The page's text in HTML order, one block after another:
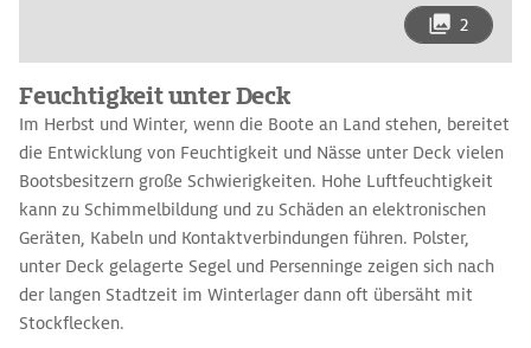
2
Feuchtigkeit unter Deck
Im Herbst und Winter, wenn die Boote an Land stehen, bereitet
die Entwicklung von Feuchtigkeit und Nässe unter Deck vielen
Bootsbesitzern große Schwierigkeiten. Hohe Luftfeuchtigkeit
kann zu Schimmelbildung und zu Schäden an elektronischen
Geräten, Kabeln und Kontaktverbindungen führen. Polster,
unter Deck gelagerte Segel und Persenninge zeigen sich nach
der langen Stadtzeit im Winterlager dann oft übersäht mit
Stockflecken.